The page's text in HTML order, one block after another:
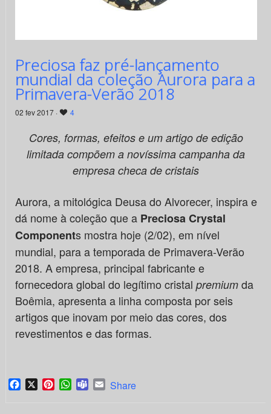
Preciosa faz pré-lançamento
mundial da coleção Aurora para a
Primavera-Verão 2018
02 fev 2017 · 4
Cores, formas, efeitos e um artigo de edição
limitada compõem a novíssima campanha da
empresa checa de cristais
Aurora, a mitológica Deusa do Alvorecer, inspira e
dá nome à coleção que a Preciosa Crystal
Components mostra hoje (2/02), em nível
mundial, para a temporada de Primavera-Verão
2018. A empresa, principal fabricante e
fornecedora global do legítimo cristal premiumda
Boêmia, apresenta a linha composta por seis
artigos que inovam por meio das cores, dos
revestimentos e das formas.
Facebook
X PinterestWhatsApp
TeamsEmail
Share